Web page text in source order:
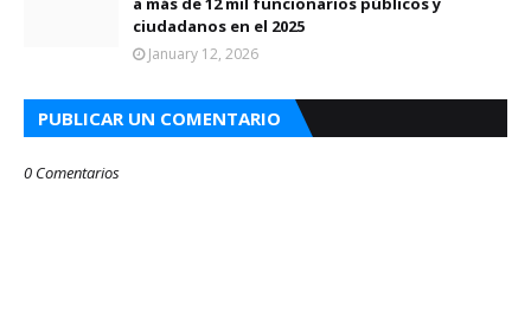
ciudadanos en el 2025
January 12, 2026
PUBLICAR UN COMENTARIO
0 Comentarios